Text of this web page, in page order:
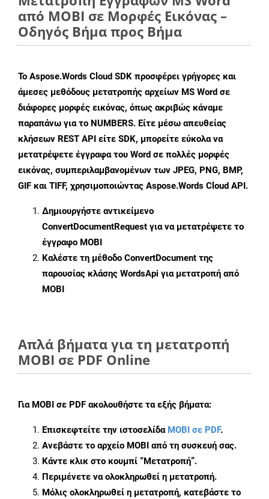
από MOBI σε Μορφές Εικόνας –
Οδηγός Βήμα προς Βήμα
Το Aspose.Words Cloud SDK προσφέρει γρήγορες και
άμεσες μεθόδους μετατροπής αρχείων MS Word σε
διάφορες μορφές εικόνας, όπως ακριβώς κάναμε
παραπάνω για το NUMBERS. Είτε μέσω απευθείας
κλήσεων REST API είτε SDK, μπορείτε εύκολα να
μετατρέψετε έγγραφα του Word σε πολλές μορφές
εικόνας, συμπεριλαμβανομένων των JPEG, PNG, BMP,
GIF και TIFF, χρησιμοποιώντας Aspose.Words Cloud API.
Δημιουργήστε αντικείμενο
ConvertDocumentRequest για να μετατρέψετε το
έγγραφο MOBI
Καλέστε τη μέθοδο ConvertDocument της
παρουσίας κλάσης WordsApi για μετατροπή από
MOBI
Απλά βήματα για τη μετατροπή
MOBI σε PDF Online
Για MOBI σε PDF ακολουθήστε τα εξής βήματα:
Επισκεφτείτε την ιστοσελίδα MOBI σε PDF.
Ανεβάστε το αρχείο MOBI από τη συσκευή σας.
Κάντε κλικ στο κουμπί “Μετατροπή”.
Περιμένετε να ολοκληρωθεί η μετατροπή.
Μόλις ολοκληρωθεί η μετατροπή, κατεβάστε το